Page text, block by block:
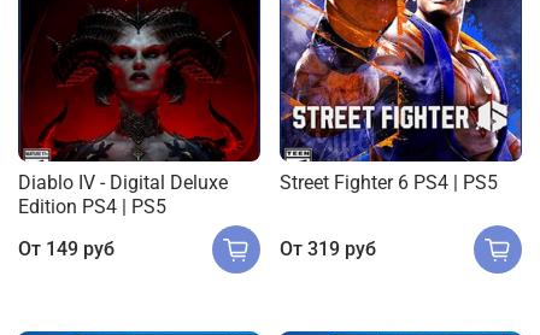
Diablo IV - Digital Deluxe
Edition PS4 | PS5
От 149 руб
Street Fighter 6 PS4 | PS5
От 319 руб